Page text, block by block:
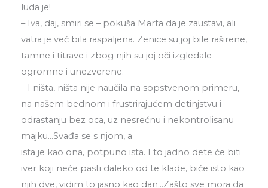
luda je!
– Iva, daj, smiri se – pokuša Marta da je zaustavi, ali
vatra je već bila raspaljena. Zenice su joj bile raširene,
tamne i titrave i zbog njih su joj oči izgledale
ogromne i unezverene.
– I ništa, ništa nije naučila na sopstvenom primeru,
na našem bednom i frustrirajućem detinjstvu i
odrastanju bez oca, uz nesrećnu i nekontrolisanu
majku…Svađa se s njom, a
ista je kao ona, potpuno ista. I to jadno dete će biti
iver koji neće pasti daleko od te klade, biće isto kao
njih dve, vidim to jasno kao dan…Zašto sve mora da